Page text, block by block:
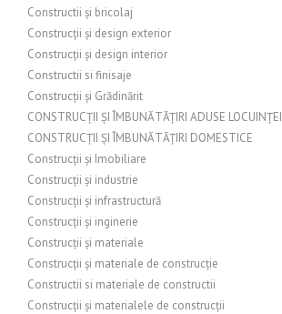
Constructii și bricolaj
Construcții și design exterior
Construcții și design interior
Constructii si finisaje
Construcții și Grădinărit
CONSTRUCȚII ȘI ÎMBUNĂTĂȚIRI ADUSE LOCUINȚEI
CONSTRUCȚII ȘI ÎMBUNĂTĂȚIRI DOMESTICE
Construcții și Imobiliare
Construcții și industrie
Construcții și infrastructură
Construcții și inginerie
Construcții și materiale
Construcții și materiale de construcție
Constructii si materiale de constructii
Construcții și materialele de construcții